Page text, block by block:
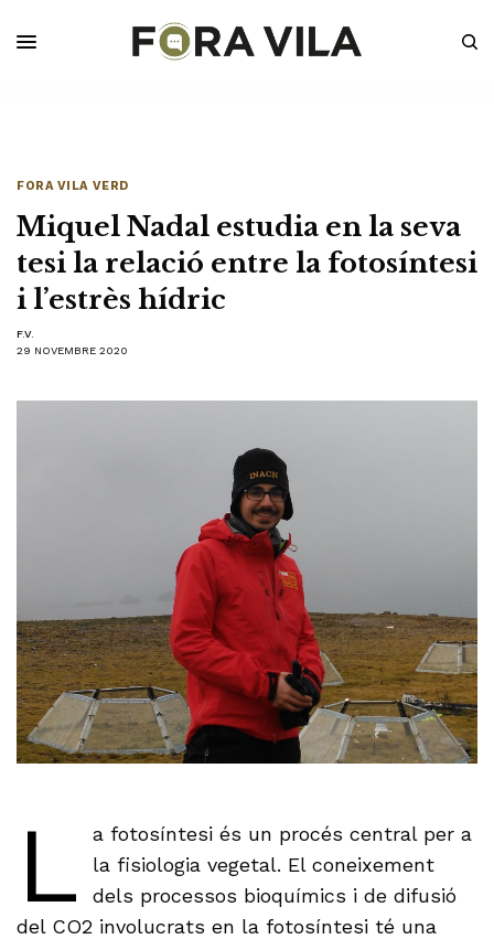
FORA VILA VERD
Miquel Nadal estudia en la seva
tesi la relació entre la fotosíntesi
i l’estrès hídric
F.V.
29 NOVEMBRE 2020
L
a fotosíntesi és un procés central per a
la fisiologia vegetal. El coneixement
dels processos bioquímics i de difusió
del CO2 involucrats en la fotosíntesi té una